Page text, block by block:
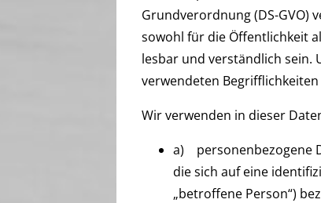
Grundverordnung (DS-GVO)
sowohl für die Öffentlichkeit
lesbar und verständlich sein.
verwendeten
Wir verwenden in dieser
a) personenbezogene
die sich auf eine
„betroffene Person“)